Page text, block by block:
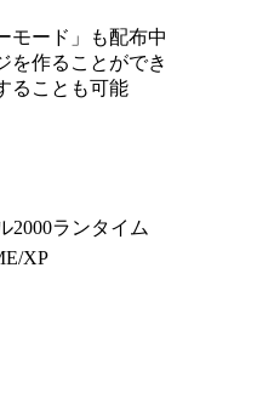
モード」も配布中
を作ることができ
ることも可能
2000ランタイム
XP